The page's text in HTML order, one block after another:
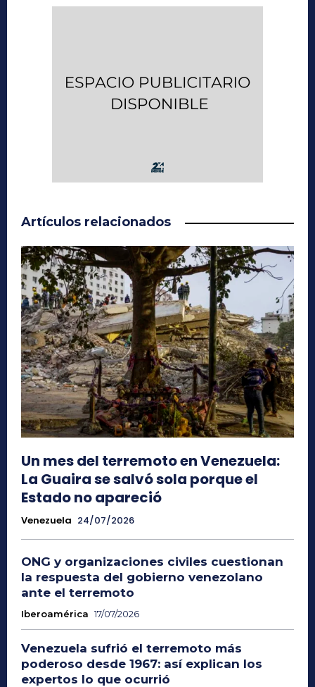
Artículos relacionados
Un mes del terremoto en Venezuela:
La Guaira se salvó sola porque el
Estado no apareció
Venezuela 24/07/2026
ONG y organizaciones civiles cuestionan
la respuesta del gobierno venezolano
ante el terremoto
Iberoamérica 17/07/2026
Venezuela sufrió el terremoto más
poderoso desde 1967: así explican los
expertos lo que ocurrió